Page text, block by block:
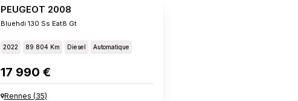
PEUGEOT 2008
Bluehdi 130 Ss Eat8 Gt
2022 89 804 Km Diesel Automatique
17 990 €
Rennes (35)